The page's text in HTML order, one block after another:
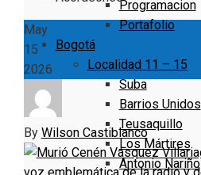
Programacion
Portafolio
Bogotá
Localidad 11 – 15
Suba
Barrios Unidos
Teusaquillo
Los Mártires
Antonio Nariño
May
15
2026
By Wilson Castiblanco